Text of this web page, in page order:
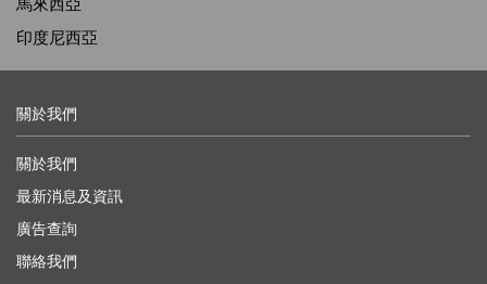
馬來西亞
印度尼西亞
關於我們
關於我們
最新消息及資訊
廣告查詢
聯絡我們